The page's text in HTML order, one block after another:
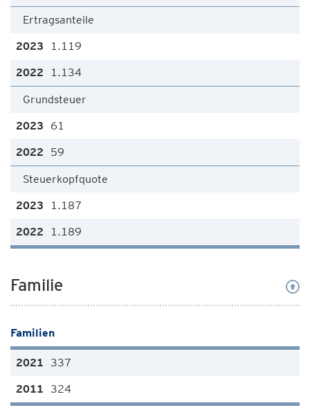
Ertragsanteile
1.119
1.134
Grundsteuer
61
59
Steuerkopfquote
1.187
1.189
Familie
Familien
337
324